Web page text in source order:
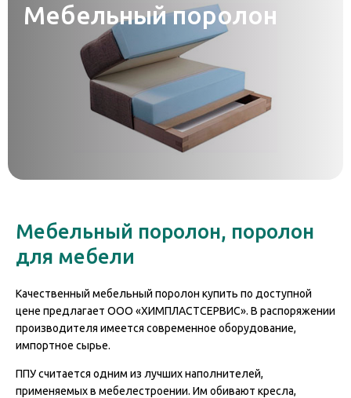
Мебельный поролон
Мебельный поролон, поролон
для мебели
Качественный мебельный поролон купить по доступной
цене предлагает ООО «ХИМПЛАСТСЕРВИС». В распоряжении
производителя имеется современное оборудование,
импортное сырье.
ППУ считается одним из лучших наполнителей,
применяемых в мебелестроении. Им обивают кресла,